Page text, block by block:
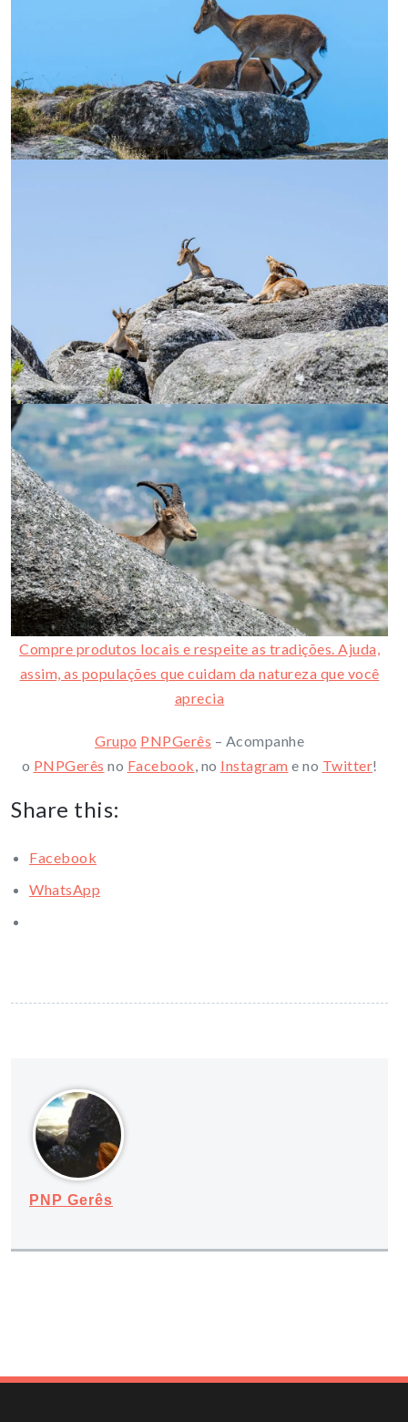
Compre produtos locais e respeite as tradições. Ajuda,
assim, as populações que cuidam da natureza que você
aprecia
Grupo PNPGerês – Acompanhe
o PNPGerês no Facebook, no Instagram e no Twitter!
Share this:
Facebook
WhatsApp
PNP Gerês